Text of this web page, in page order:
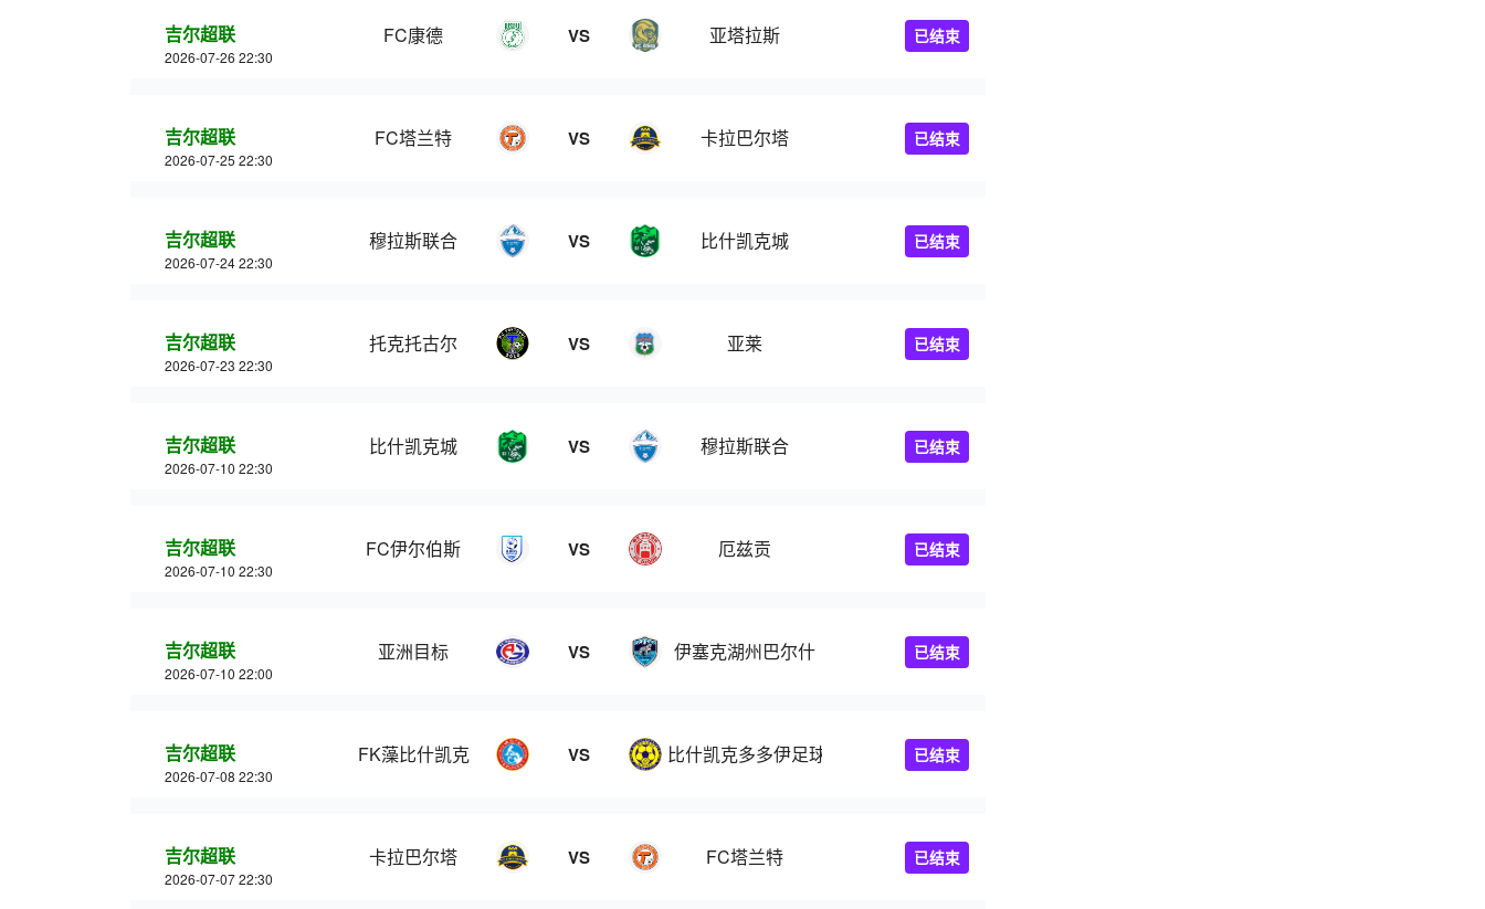
吉尔超联
2026-07-26 22:30
FC康德 VS 亚塔拉斯 已结束
吉尔超联
2026-07-25 22:30
FC塔兰特 VS 卡拉巴尔塔 已结束
吉尔超联
2026-07-24 22:30
穆拉斯联合 VS 比什凯克城 已结束
吉尔超联
2026-07-23 22:30
托克托古尔 VS 亚莱 已结束
吉尔超联
2026-07-10 22:30
比什凯克城 VS 穆拉斯联合 已结束
吉尔超联
2026-07-10 22:30
FC伊尔伯斯 VS 厄兹贡 已结束
吉尔超联
2026-07-10 22:00
亚洲目标 VS 伊塞克湖州巴尔什 已结束
吉尔超联
2026-07-08 22:30
FK藻比什凯克 VS 比什凯克多多伊足球会 已结束
吉尔超联
2026-07-07 22:30
卡拉巴尔塔 VS FC塔兰特 已结束